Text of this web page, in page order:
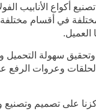
تصنيع أكواع الأنابيب
في أقسام
العميل.
سهولة التحميل
وعروات الرفع
على تصميم وتصنيع